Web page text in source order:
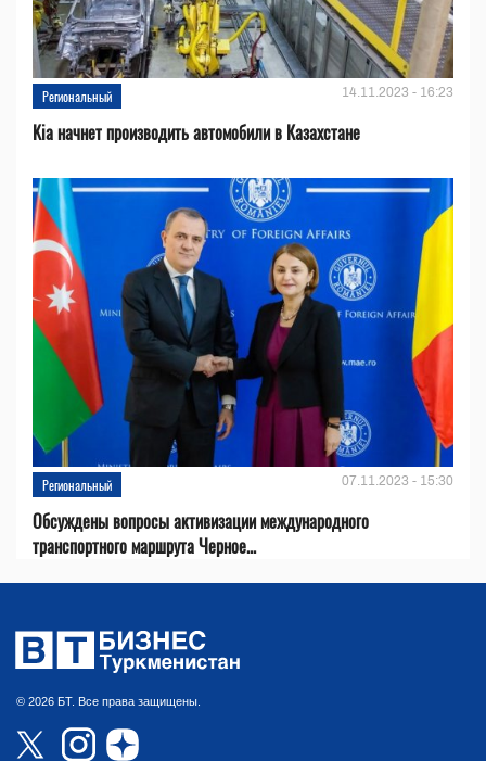
Региональный 14.11.2023 - 16:23
Kia начнет производить автомобили в Казахстане
Региональный 07.11.2023 - 15:30
Обсуждены вопросы активизации международного
транспортного маршрута Черное...
© 2026 БТ. Все права защищены.